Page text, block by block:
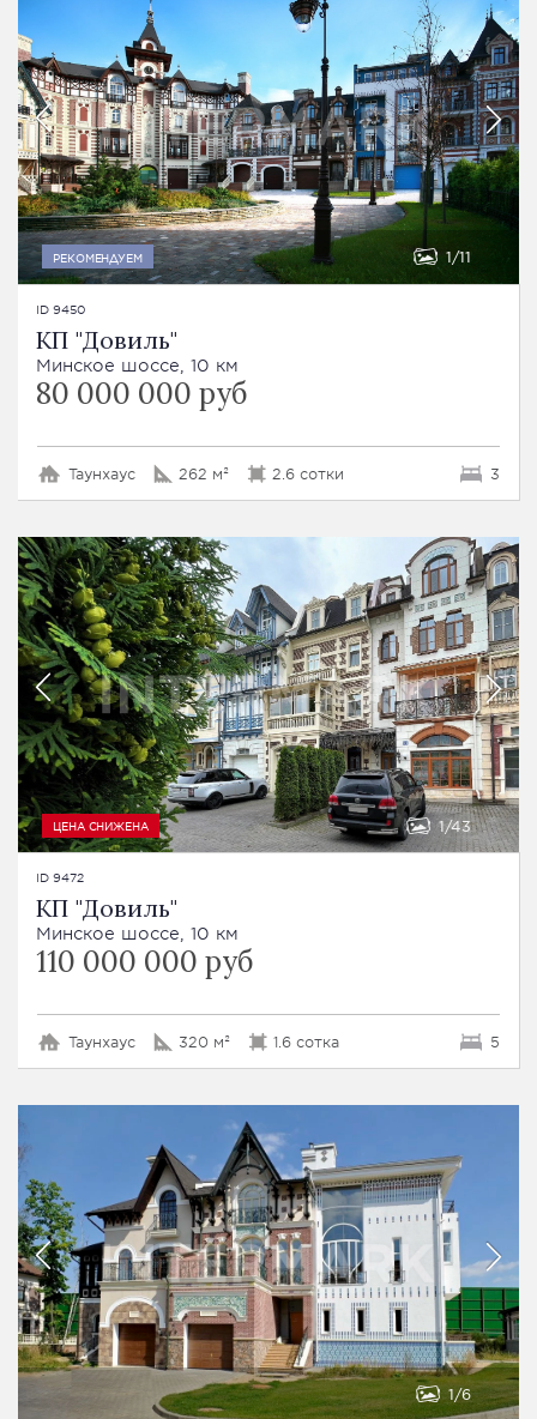
РЕКОМЕНДУЕМ 1 11
ID 9450
КП "Довиль"
Минское шоссе, 10 км
80 000 000 руб
Таунхаус 262 м² 2.6 сотки 3
ЦЕНА СНИЖЕНА 1 43
ID 9472
КП "Довиль"
Минское шоссе, 10 км
110 000 000 руб
Таунхаус 320 м² 1.6 сотка 5
1 6